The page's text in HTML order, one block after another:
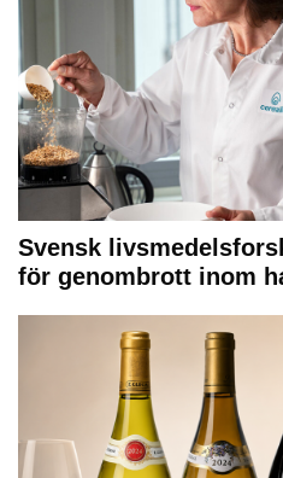
Svensk
för genombrott inom